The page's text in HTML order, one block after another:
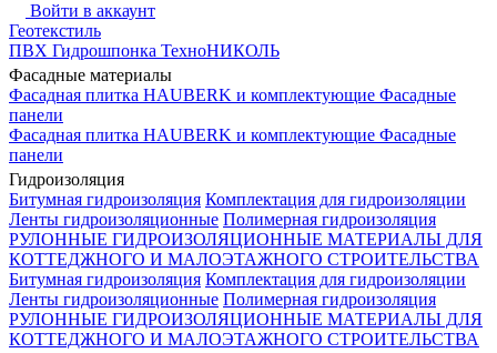
Войти в аккаунт
Геотекстиль
ПВХ Гидрошпонка ТехноНИКОЛЬ
Фасадные материалы
Фасадная плитка HAUBERK и комплектующие Фасадные
панели
Фасадная плитка HAUBERK и комплектующие Фасадные
панели
Гидроизоляция
Битумная гидроизоляция Комплектация для гидроизоляции
Ленты гидроизоляционные Полимерная гидроизоляция
РУЛОННЫЕ ГИДРОИЗОЛЯЦИОННЫЕ МАТЕРИАЛЫ ДЛЯ
КОТТЕДЖНОГО И МАЛОЭТАЖНОГО СТРОИТЕЛЬСТВА
Битумная гидроизоляция Комплектация для гидроизоляции
Ленты гидроизоляционные Полимерная гидроизоляция
РУЛОННЫЕ ГИДРОИЗОЛЯЦИОННЫЕ МАТЕРИАЛЫ ДЛЯ
КОТТЕДЖНОГО И МАЛОЭТАЖНОГО СТРОИТЕЛЬСТВА